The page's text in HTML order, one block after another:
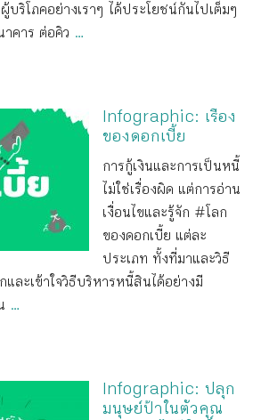
ริโภคอย่างเราๆ ได้ประโยชน์กันไปเต็มๆ
าคาร ต่อคิว ...
Infographic: เรื่อง
ของดอกเบี้ย
การกู้เงินและการเป็นหนี้
ไม่ใช่เรื่องผิด แต่การอ่าน
เงื่อนไขและรู้จัก #โลก
ของดอกเบี้ย แต่ละ
ประเภท ทั้งที่มาและวิธี
และเข้าใจวิธีบริหารหนี้สินได้อย่างมี
...
Infographic: ปลุก
มนุษย์ป้าในตัวคุณ